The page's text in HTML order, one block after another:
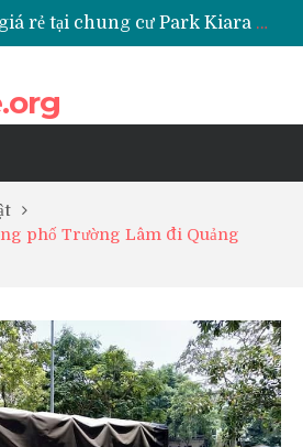
Taxi tải giá rẻ tại chung cư Park Kiara Hà Đông
Taxi tải giá rẻ tại chung cư Grande Park Phú Lãm
phố Trường Lâm đi Quảng